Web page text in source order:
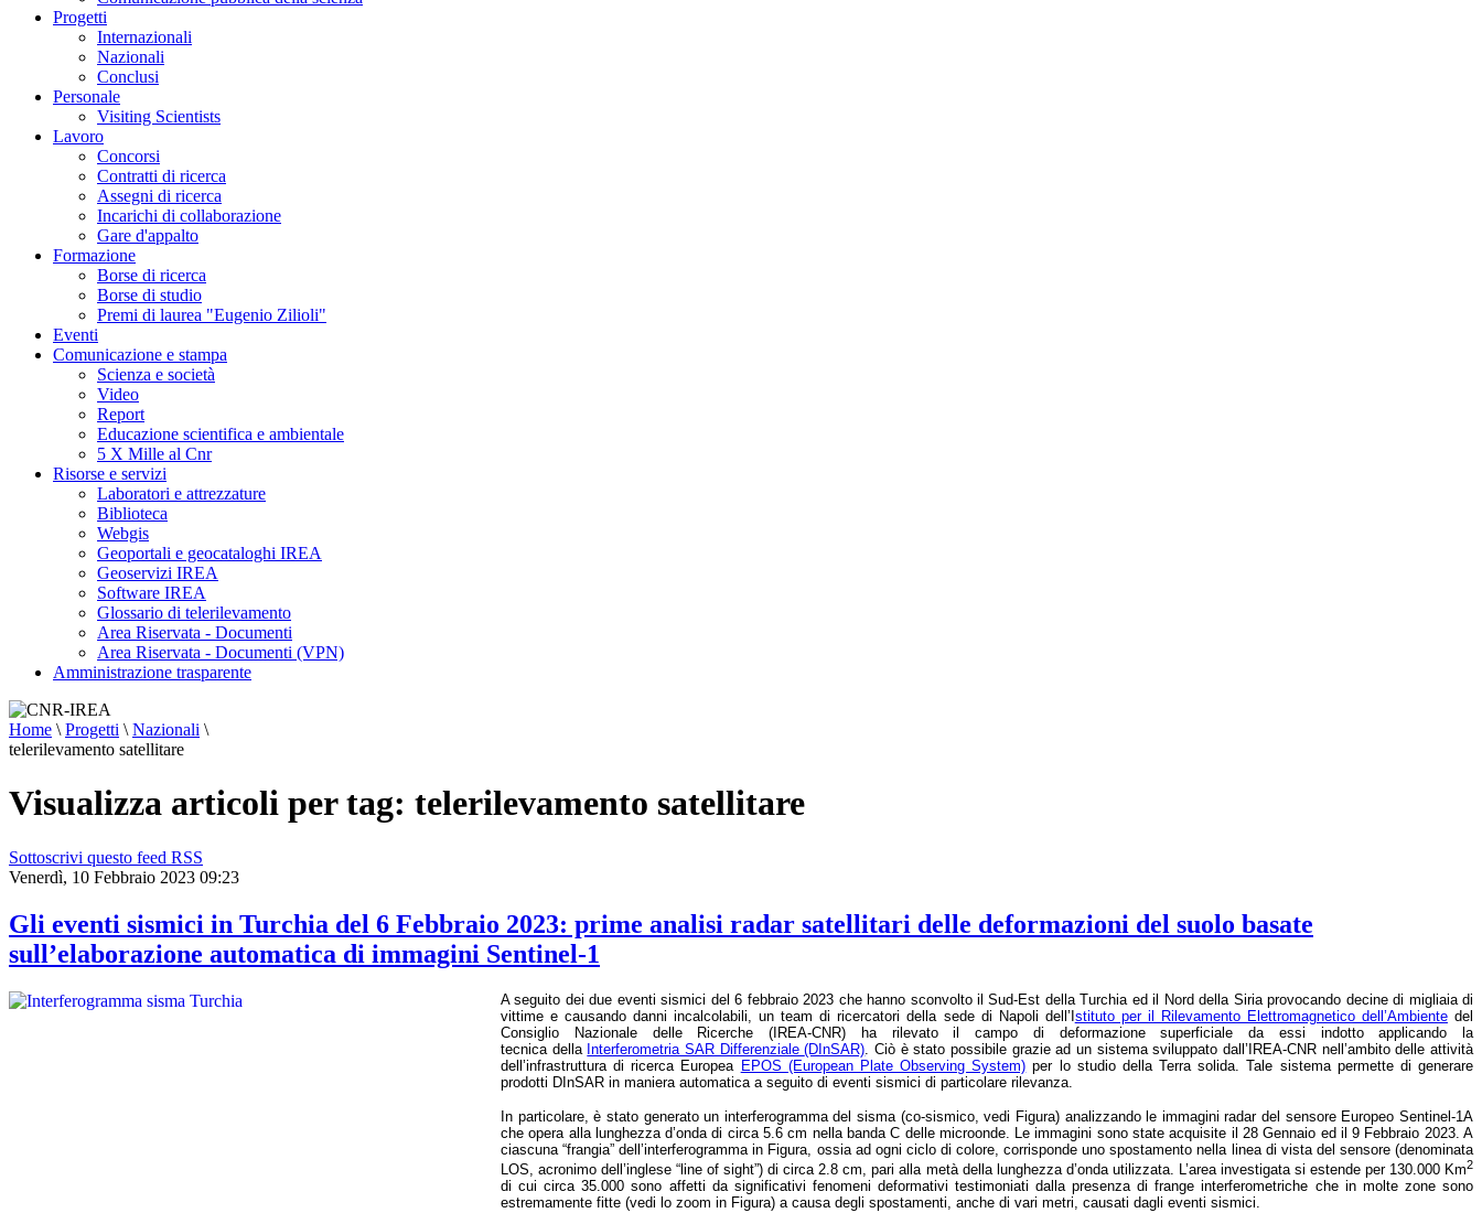
Progetti
Internazionali
Nazionali
Conclusi
Personale
Visiting Scientists
Lavoro
Concorsi
Contratti di ricerca
Assegni di ricerca
Incarichi di collaborazione
Gare d'appalto
Formazione
Borse di ricerca
Borse di studio
Premi di laurea "Eugenio Zilioli"
Eventi
Comunicazione e stampa
Scienza e società
Video
Report
Educazione scientifica e ambientale
5 X Mille al Cnr
Risorse e servizi
Laboratori e attrezzature
Biblioteca
Webgis
Geoportali e geocataloghi IREA
Geoservizi IREA
Software IREA
Glossario di telerilevamento
Area Riservata - Documenti
Area Riservata - Documenti (VPN)
Amministrazione trasparente
Home \ Progetti \ Nazionali \
telerilevamento satellitare
Visualizza articoli per tag: telerilevamento satellitare
Sottoscrivi questo feed RSS
Venerdì, 10 Febbraio 2023 09:23
Gli eventi sismici in Turchia del 6 Febbraio 2023: prime analisi radar satellitari delle deformazioni del suolo basate
sull’elaborazione automatica di immagini Sentinel-1
A seguito dei due eventi sismici del 6 febbraio 2023 che hanno sconvolto il Sud-Est della Turchia ed il Nord della Siria provocando decine di migliaia di
vittime e causando danni incalcolabili, un team di ricercatori della sede di Napoli dell’Istituto per il Rilevamento Elettromagnetico dell’Ambiente del
Consiglio Nazionale delle Ricerche (IREA-CNR) ha rilevato il campo di deformazione superficiale da essi indotto applicando la
tecnica della Interferometria SAR Differenziale(DInSAR)
Ciò è stato possibile grazie ad un sistema sviluppato dall’IREA-CNR nell’ambito delle attività
dell’infrastruttura di ricerca Europea EPOS (European Plate Observing System) per lo studio della Terra solida. Tale sistema permette di generare
prodotti DInSAR in maniera automatica a seguito di eventi sismici di particolare rilevanza.
In particolare, è stato generato un interferogramma del sisma (co-sismico, vedi Figura) analizzando le immagini radar del sensore Europeo Sentinel-1A
che opera alla lunghezza d’onda di circa 5.6 cm nella banda C delle microonde. Le immagini sono state acquisite il 28 Gennaio ed il 9 Febbraio 2023. A
ciascuna “frangia” dell’interferogramma in Figura, ossia ad ogni ciclo di colore, corrisponde uno spostamento nella linea di vista del sensore (denominata
LOS, acronimo dell’inglese “line of sight”) di circa 2.8 cm, pari alla metà della lunghezza d’onda utilizzata. L’area investigata si estende per 130.000 Km2
di cui circa 35.000 sono affetti da significativi fenomeni deformativi testimoniati dalla presenza di frange interferometriche che in molte zone sono
estremamente fitte (vedi lo zoom in Figura) a causa degli spostamenti, anche di vari metri, causati dagli eventi sismici.